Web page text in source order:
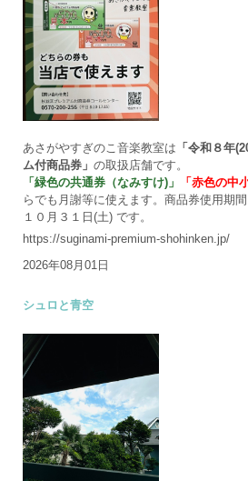
あさがやすぎのこ音楽教室は 「令和８年
ム付商品券」 の取扱店舗です。
「緑色の共通券（なみすけ)」
「赤色の中
らでも月謝等に使えます。商品券使用期
１０月３１日(土) です。
https://suginami-premium-shohinken.jp/
2026年08月01日
シュロと青空